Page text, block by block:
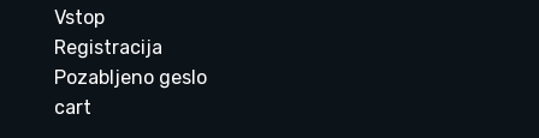
Vstop
Registracija
Pozabljeno geslo
cart